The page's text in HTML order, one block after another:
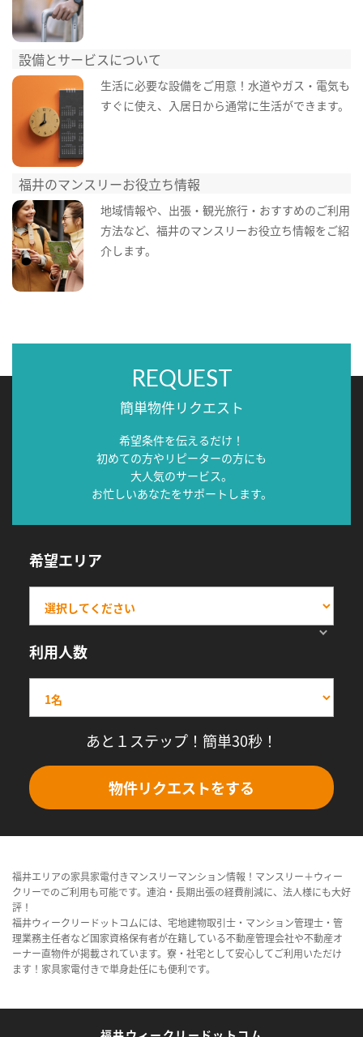
設備とサービスについて
生活に必要な設備をご用意！水道やガス・電気も
すぐに使え、入居日から通常に生活ができます。
福井のマンスリーお役立ち情報
地域情報や、出張・観光旅行・おすすめのご利用
方法など、福井のマンスリーお役立ち情報をご紹
介します。
REQUEST
簡単物件リクエスト
希望条件を伝えるだけ！
初めての方やリピーターの方にも
大人気のサービス。
お忙しいあなたをサポートします。
希望エリア
利用人数
あと１ステップ！簡単30秒！
物件リクエストをする
福井エリアの家具家電付きマンスリーマンション情報！マンスリー＋ウィー
クリーでのご利用も可能です。連泊・長期出張の経費削減に、法人様にも大好
評！
福井ウィークリードットコムには、宅地建物取引士・マンション管理士・管
理業務主任者など国家資格保有者が在籍している不動産管理会社や不動産オ
ーナー直物件が掲載されています。寮・社宅として安心してご利用いただけ
ます！家具家電付きで単身赴任にも便利です。